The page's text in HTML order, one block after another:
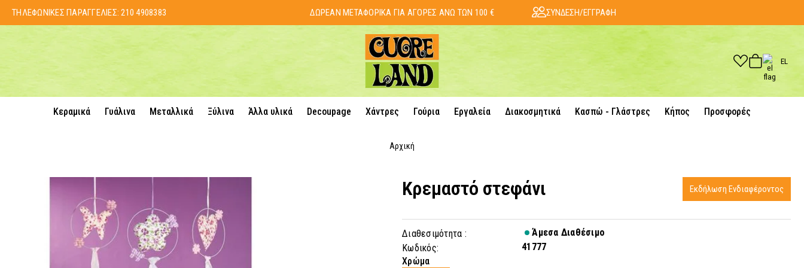
ΤΗΛΕΦΩΝΙΚΕΣ ΠΑΡΑΓΓΕΛΙΕΣ:210 4908383 ΔΩΡΕΑΝ ΜΕΤΑΦΟΡΙΚΑ ΓΙΑ ΑΓΟΡΕΣ ΑΝΩ ΤΩΝ 100 € ΣΥΝΔΕΣΗ/ΕΓΓΡΑΦΗ
EL
Κεραμικά Γυάλινα Μεταλλικά Ξύλινα Άλλα υλικά Decoupage Χάντρες Γούρια Εργαλεία Διακοσμητικά Κασπώ - Γλάστρες Κήπος Προσφορές
Αρχική
Κρεμαστό στεφάνι
Διαθεσιμότητα :
Άμεσα Διαθέσιμο
Κωδικός:
41777
Χρώμα
Εκδήλωση Ενδιαφέροντος